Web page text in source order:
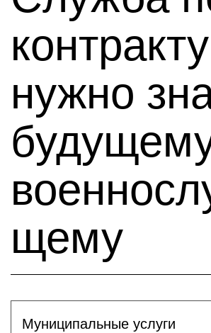
нужно
щему
Муниципальные услуги